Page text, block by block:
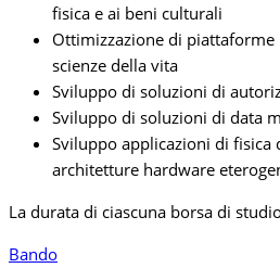
fisica e ai beni culturali
Ottimizzazione di
scienze della vita
Sviluppo di soluzioni di
Sviluppo di soluzioni di data
Sviluppo applicazioni di fisica
architetture hardware
La durata di ciascuna borsa di
Bando